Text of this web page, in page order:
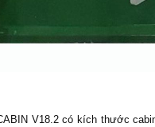
V18.2 có kích thước